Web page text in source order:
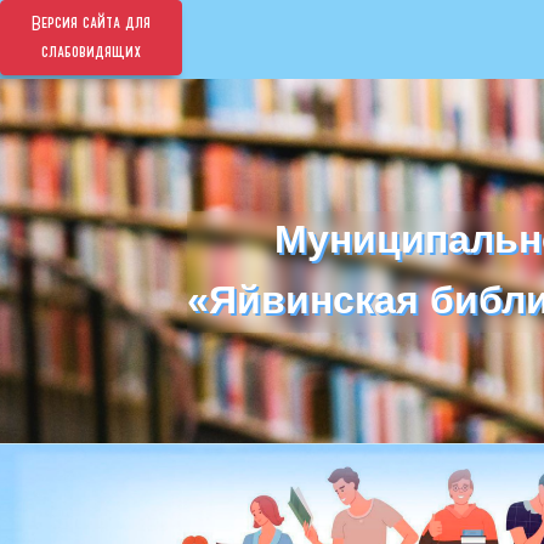
Версия сайта для
слабовидящих
«Яйвинская
«Яйвинская